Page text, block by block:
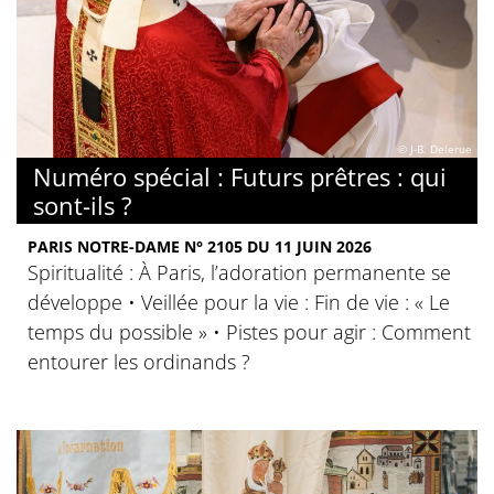
© J-B. Delerue
Numéro spécial : Futurs prêtres : qui
sont-ils ?
PARIS NOTRE-DAME N° 2105 DU 11 JUIN 2026
Spiritualité : À Paris, l’adoration permanente se
développe • Veillée pour la vie : Fin de vie : « Le
temps du possible » • Pistes pour agir : Comment
entourer les ordinands ?